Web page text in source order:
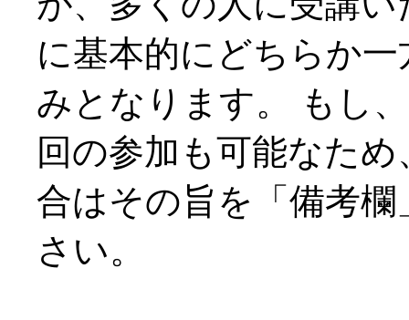
に基本的にどちらか
みとなります。 もし
回の参加も可能なた
合はその旨を「備考
さい。